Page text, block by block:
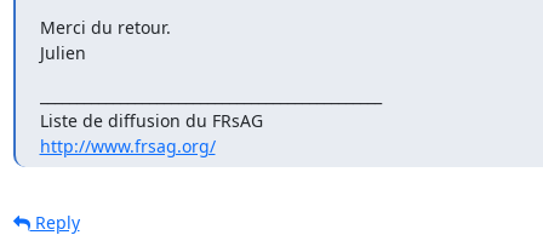
Merci du retour.
Julien
Liste de diffusion du FRsAG
http://www.frsag.org/
Reply